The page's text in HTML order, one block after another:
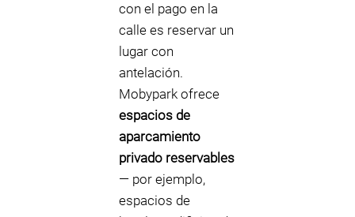
con el pago en la
calle es reservar un
lugar con
antelación.
Mobypark ofrece
espacios de
aparcamiento
privado reservables
— por ejemplo,
espacios de